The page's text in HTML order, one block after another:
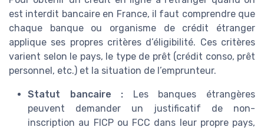
est interdit bancaire en France, il faut comprendre que
chaque banque ou organisme de crédit étranger
applique ses propres critères d’éligibilité. Ces critères
varient selon le pays, le type de prêt (crédit conso, prêt
personnel, etc.) et la situation de l’emprunteur.
Statut bancaire : Les banques étrangères
peuvent demander un justificatif de non-
inscription au FICP ou FCC dans leur propre pays,